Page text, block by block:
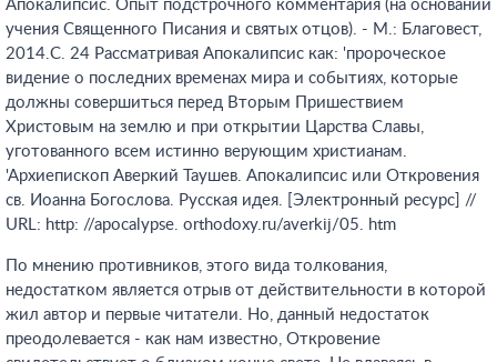
Апокалипсис. Опыт подстрочного комментария (на основании
учения Священного Писания и святых отцов). - М.: Благовест,
2014.С. 24 Рассматривая Апокалипсис как: 'пророческое
видение о последних временах мира и событиях, которые
должны совершиться перед Вторым Пришествием
Христовым на землю и при открытии Царства Славы,
уготованного всем истинно верующим христианам.
'Архиепископ Аверкий Таушев. Апокалипсис или Откровения
св. Иоанна Богослова. Русская идея. [Электронный ресурс] //
URL: http: //apocalypse. orthodoxy.ru/averkij/05. htm
По мнению противников, этого вида толкования,
недостатком является отрыв от действительности в которой
жил автор и первые читатели. Но, данный недостаток
преодолевается - как нам известно, Откровение